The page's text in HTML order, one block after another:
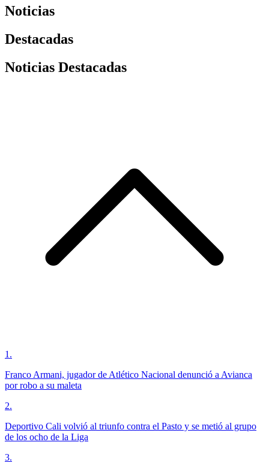
Noticias
Destacadas
Noticias Destacadas
1 .
Franco Armani, jugador de Atlético Nacional denunció a Avianca
por robo a su maleta
2.
Deportivo Cali volvió al triunfo contra el Pasto y se metió al grupo
de los ocho de la Liga
3.